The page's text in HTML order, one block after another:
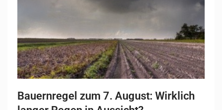
Bauernregel zum 7. August: Wirklich